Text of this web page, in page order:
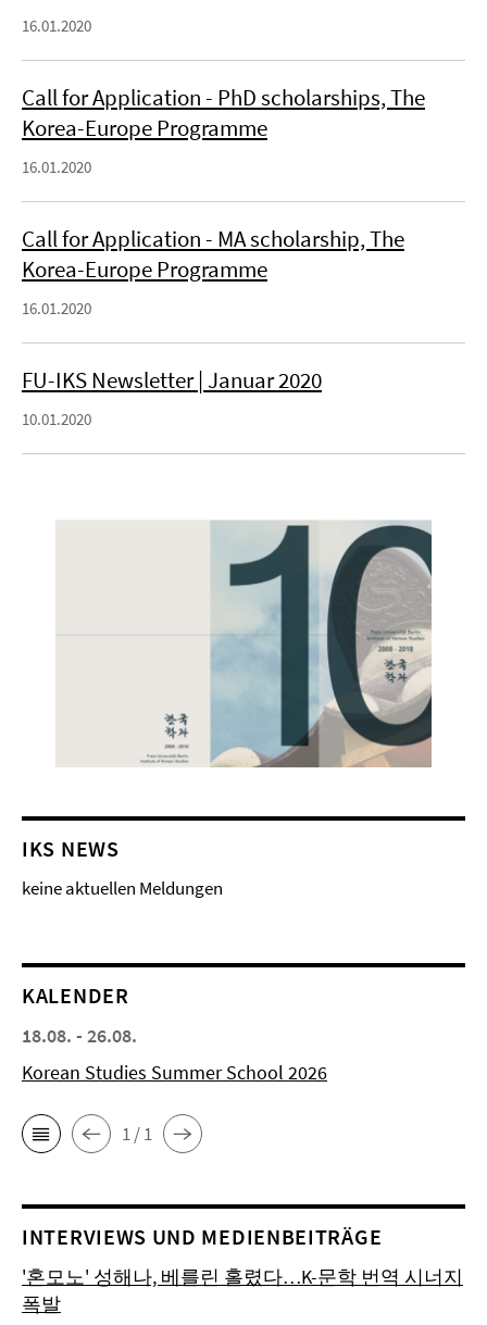
16.01.2020
Call for Application - PhD scholarships, The
Korea-Europe Programme
16.01.2020
Call for Application - MA scholarship, The
Korea-Europe Programme
16.01.2020
FU-IKS Newsletter | Januar 2020
10.01.2020
IKS NEWS
keine aktuellen Meldungen
KALENDER
18.08. - 26.08.
Korean Studies Summer School 2026
1 / 1
INTERVIEWS UND MEDIENBEITRÄGE
'혼모노' 성해나, 베를린 홀렸다…K-문학 번역 시너지
폭발